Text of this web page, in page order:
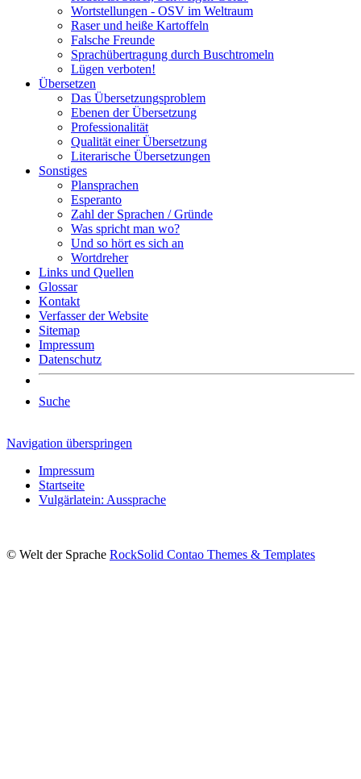
Wortstellungen - OSV im Weltraum
Raser und heiße Kartoffeln
Falsche Freunde
Sprachübertragung durch Buschtromeln
Lügen verboten!
Übersetzen
Das Übersetzungsproblem
Ebenen der Übersetzung
Professionalität
Qualität einer Übersetzung
Literarische Übersetzungen
Sonstiges
Plansprachen
Esperanto
Zahl der Sprachen / Gründe
Was spricht man wo?
Und so hört es sich an
Wortdreher
Links und Quellen
Glossar
Kontakt
Verfasser der Website
Sitemap
Impressum
Datenschutz
Suche
Navigation überspringen
Impressum
Startseite
Vulgärlatein: Aussprache
© Welt der Sprache RockSolid Contao Themes & Templates